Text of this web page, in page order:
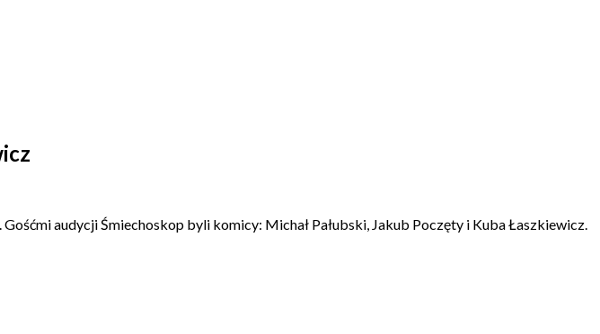
audycji Śmiechoskop byli komicy: Michał Pałubski, Jakub Poczęty i Kuba Łaszkiewicz.